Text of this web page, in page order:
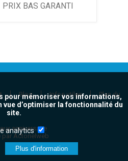
PRIX BAS GARANTI
Blog Infos utiles
Plan du
anniversaire
par Actorielweb
pour mémoriser vos informations,
d’optimiser la fonctionnalité du
site.
analytics